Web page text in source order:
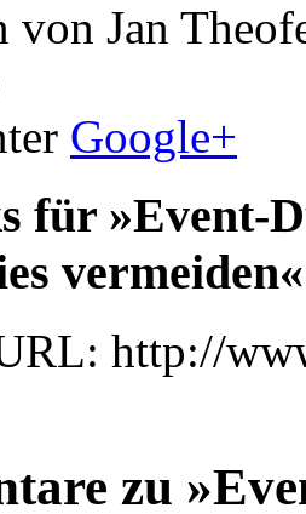
von Jan
Google+
für »Event-
vermeiden«
http://
zu